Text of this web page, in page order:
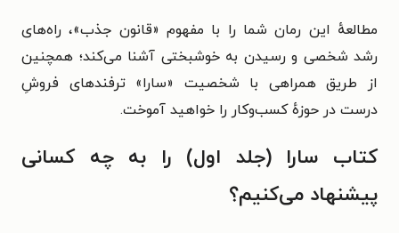
مطالعهٔ این رمان شما را با مفهوم «قانون جذب»، راه‌های
رشد شخصی و رسیدن به خوشبختی آشنا می‌کند؛ همچنین
از طریق همراهی با شخصیت «سارا» ترفندهای فروشِ
درست در حوزهٔ کسب‌وکار را خواهید آموخت.
کتاب سارا (جلد اول) را به چه کسانی
پیشنهاد می‌کنیم؟